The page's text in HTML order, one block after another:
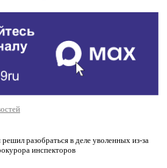
разобраться в деле уволенных из-за
инспекторов